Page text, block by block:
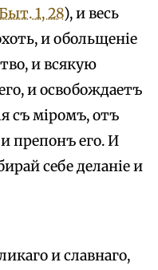
1, 28), и весь
и обольщеніе
и всякую
и освобождаетъ
съ міромъ, отъ
препонъ его. И
себе деланіе и
и славнаго,